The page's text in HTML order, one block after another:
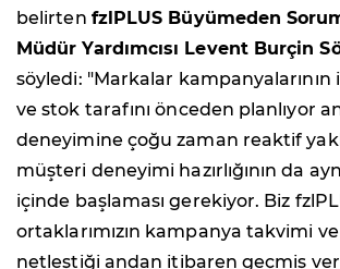
belirten fzlPLUS Büyümeden
Müdür Yardımcısı Levent Burçin
söyledi: "Markalar kampanyalarının
ve stok tarafını önceden planlıyor
deneyimine çoğu zaman reaktif
müşteri deneyimi hazırlığının da
içinde başlaması gerekiyor. Biz
ortaklarımızın kampanya takvimi ve
netleştiği andan itibaren geçmiş